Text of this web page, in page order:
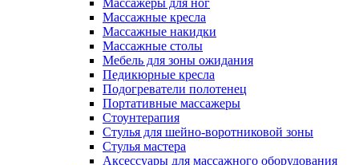
Массажеры для ног
Массажные кресла
Массажные накидки
Массажные столы
Мебель для зоны ожидания
Педикюрные кресла
Подогреватели полотенец
Портативные массажеры
Стоунтерапия
Стулья для шейно-воротниковой зоны
Стулья мастера
Аксессуары для массажного оборудования